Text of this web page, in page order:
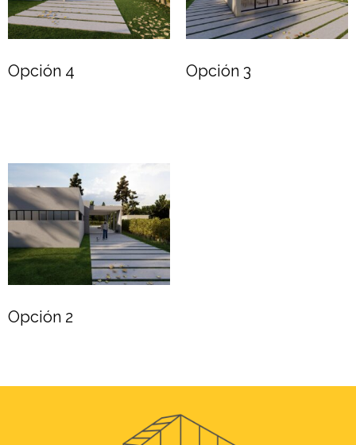
Opción 4 Opción 3
Opción 2